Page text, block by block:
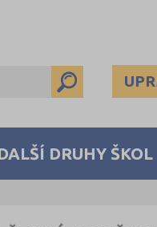
DRUHY ŠKOL